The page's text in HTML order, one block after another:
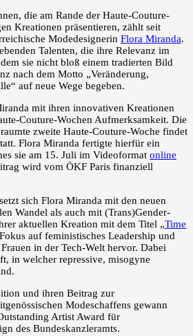
die am Rande der Haute-Couture-
Kreationen präsentieren, zählt seit
Modedesignerin Flora Miranda.
Talenten, die ihre Relevanz im
sie nicht bloß einem tradierten Bild
nach dem Motto „Veränderung,
auf neue Wege begeben.
mit ihren innovativen Kreationen
Couture-Wochen Aufmerksamkeit. Die
zweite Haute-Couture-Woche findet
Flora Miranda fertigte hierfür ein
sie am 15. Juli im Videoformat online
wird vom ÖKF Paris finanziell
sich Flora Miranda mit den neuen
Wandel als auch mit (Trans)Gender-
aktuellen Kreation mit dem Titel „Time
auf feministisches Leadership und
in der Tech-Welt hervor. Dabei
in welcher repressive, misogyne
und ihren Beitrag zur
Modeschaffens gewann
Artist Award für
des Bundeskanzleramts.